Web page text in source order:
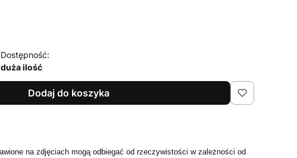
Dostępność:
duża ilość
Dodaj do koszyka
na zdjęciach mogą odbiegać od rzeczywistości w zależności od